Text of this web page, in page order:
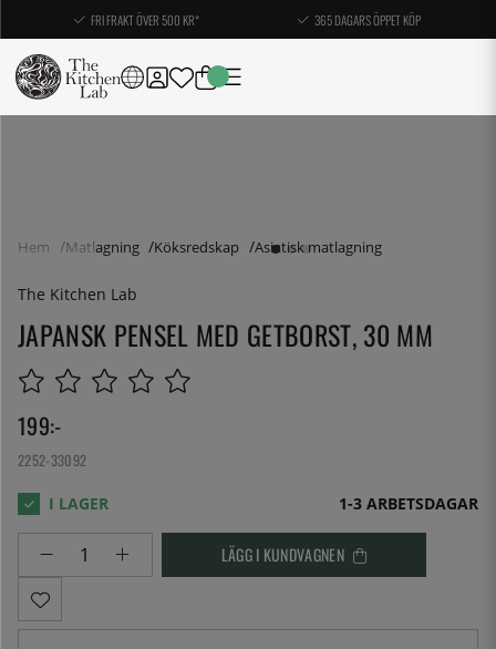
FRI FRAKT ÖVER 500 KR* 365 DAGARS ÖPPET KÖP
Hem Matlagning Köksredskap Asiatisk matlagning
The Kitchen Lab
JAPANSK PENSEL MED GETBORST, 30 MM
199:-
2252-33092
1-3 ARBETSDAGAR
LÄGG I KUNDVAGNEN